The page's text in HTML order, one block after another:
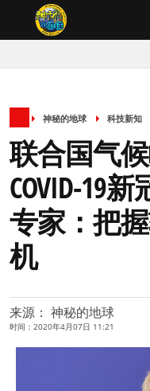
神秘的地球 科技新知
联合国气候
COVID-19
专家：把
机
来源： 神秘的地球
时间：2020年4月07日 11:21